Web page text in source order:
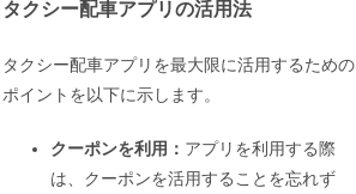
タクシー配車アプリの活用法
タクシー配車アプリを最大限に活用するための
ポイントを以下に示します。
クーポンを利用： アプリを利用する際
は、クーポンを活用することを忘れず